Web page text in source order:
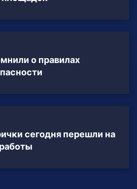
о правилах
сегодня перешли на